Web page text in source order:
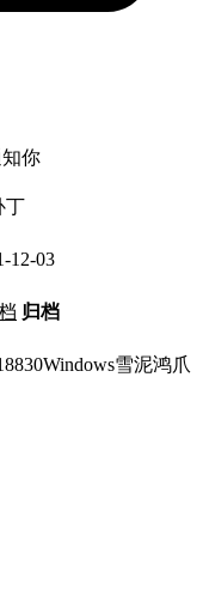
你
丁
12-03
归档
雪泥鸿爪